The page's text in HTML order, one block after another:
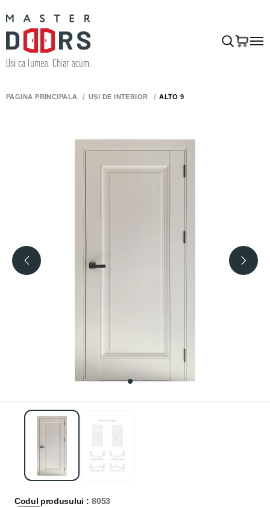
PAGINA PRINCIPALĂ UȘI DE INTERIOR ALTO 9
Codul produsului : 8053